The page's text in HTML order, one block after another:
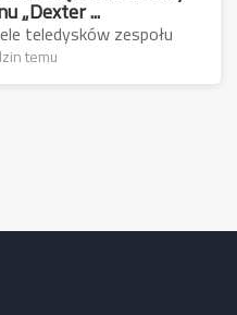
„Dexter ...
teledysków zespołu
temu